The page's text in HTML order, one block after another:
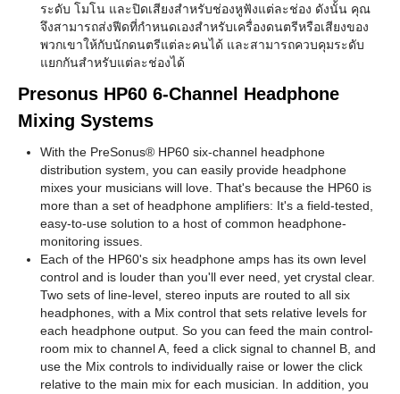
ระดับ โมโน และปิดเสียงสำหรับช่องหูฟังแต่ละช่อง ดังนั้น คุณ
จึงสามารถส่งฟีดที่กำหนดเองสำหรับเครื่องดนตรีหรือเสียงของ
พวกเขาให้กับนักดนตรีแต่ละคนได้ และสามารถควบคุมระดับ
แยกกันสำหรับแต่ละช่องได้
Presonus HP60 6-Channel Headphone
Mixing Systems
With the PreSonus® HP60 six-channel headphone
distribution system, you can easily provide headphone
mixes your musicians will love. That's because the HP60 is
more than a set of headphone amplifiers: It's a field-tested,
easy-to-use solution to a host of common headphone-
monitoring issues.
Each of the HP60's six headphone amps has its own level
control and is louder than you'll ever need, yet crystal clear.
Two sets of line-level, stereo inputs are routed to all six
headphones, with a Mix control that sets relative levels for
each headphone output. So you can feed the main control-
room mix to channel A, feed a click signal to channel B, and
use the Mix controls to individually raise or lower the click
relative to the main mix for each musician. In addition, you